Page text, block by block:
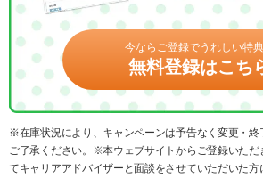
今ならご登録でうれしい特典
無料登録はこち
※在庫状況により、キャンペーンは予告なく変更・終
ご了承ください。※本ウェブサイトからご登録いただ
てキャリアアドバイザーと面談をさせていただいた方